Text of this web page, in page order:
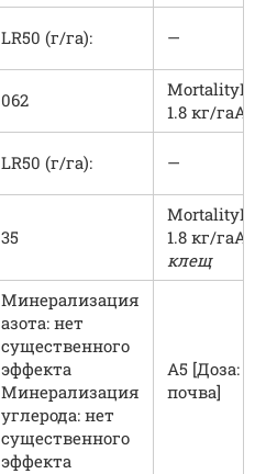
LR50 (г/га): —
062
1.8 кг/гаA5
LR50 (г/га): —
35
1.8 кг/гаA5
клещ
Минерализация
азота: нет
существенного
эффекта
Минерализация
углерода: нет
существенного
эффекта
A5 [Доза: 9
почва]